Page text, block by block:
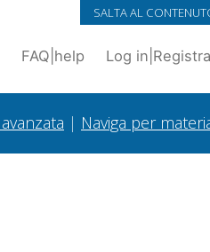
SALTA AL
FAQ help Log in
| Naviga per